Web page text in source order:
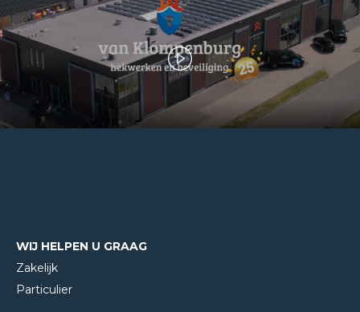
WIJ HELPEN U GRAAG
Zakelijk
Particulier